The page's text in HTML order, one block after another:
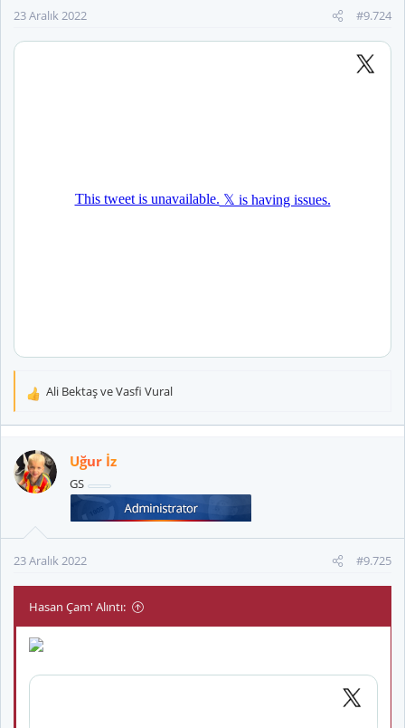
23 Aralık 2022 #9.724
T
k
i
l
Ali BektaşveVasfi Vural
Uğur İz
GS
23 Aralık 2022 #9.725
Hasan Çam' Alıntı: